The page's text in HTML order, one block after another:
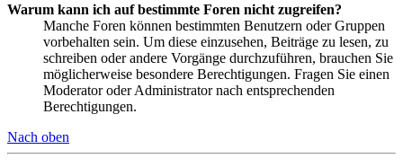
Warum kann ich auf bestimmte Foren nicht zugreifen?
Manche Foren können bestimmten Benutzern oder Gruppen
vorbehalten sein. Um diese einzusehen, Beiträge zu lesen, zu
schreiben oder andere Vorgänge durchzuführen, brauchen Sie
möglicherweise besondere Berechtigungen. Fragen Sie einen
Moderator oder Administrator nach entsprechenden
Berechtigungen.
Nach oben